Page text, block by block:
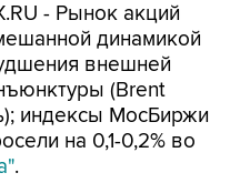
- Рынок акций
динамикой
внешней
(Brent
индексы МосБиржи
на 0,1-0,2% во
.